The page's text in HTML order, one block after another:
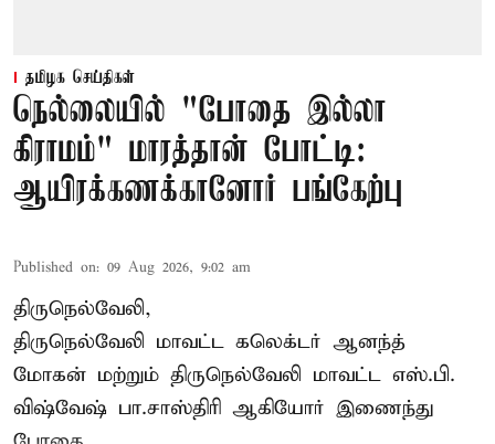
தமிழக செய்திகள்
நெல்லையில் "போதை இல்லா
கிராமம்" மாரத்தான் போட்டி:
ஆயிரக்கணக்கானோர் பங்கேற்பு
Published on: 09 Aug 2026, 9:02 am
திருநெல்வேலி,
திருநெல்வேலி மாவட்ட கலெக்டர் ஆனந்த்
மோகன் மற்றும் திருநெல்வேலி மாவட்ட எஸ்.பி.
விஷ்வேஷ் பா.சாஸ்திரி ஆகியோர் இணைந்து